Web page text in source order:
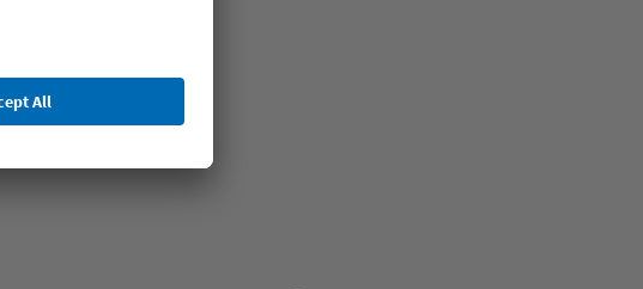
niz naprednih rešenja: